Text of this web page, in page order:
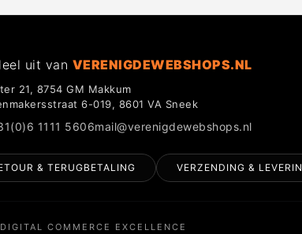
uit van VERENIGDEWEBSHOPS.NL
21, 8754 GM Makkum
6-019, 8601 VA Sneek
1111 5606mail@verenigdewebshops.nl
& TERUGBETALING VERZENDING &
DIGITAL COMMERCE EXCELLENCE